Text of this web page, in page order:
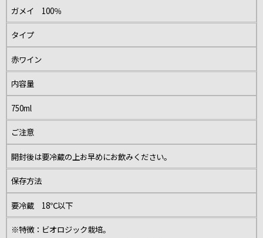
ガメイ 100％
タイプ
赤ワイン
内容量
750ml
ご注意
開封後は要冷蔵の上お早めにお飲みください。
保存方法
要冷蔵 18℃以下
※特徴：ビオロジック栽培。